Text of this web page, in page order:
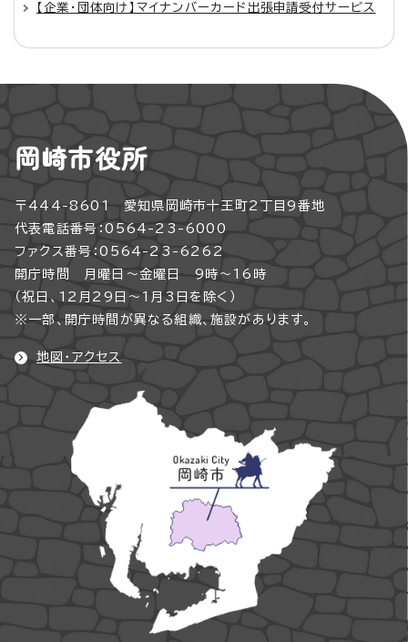
【企業・団体向け】マイナンバーカード出張申請受付サービス
岡崎市役所
〒444-8601 愛知県岡崎市十王町2丁目9番地
代表電話番号：0564-23-6000
ファクス番号：0564-23-6262
開庁時間 月曜日～金曜日 9時～16時
（祝日、12月29日～1月3日を除く）
※一部、開庁時間が異なる組織、施設があります。
地図・アクセス